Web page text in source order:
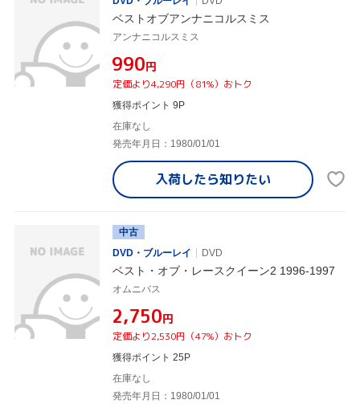
ベストオブアンナニコルスミス
アンナニコルスミス
¥990円
定価より4,290円（81%）おトク
獲得ポイント 9P
在庫なし
発売年月日：1980/01/01
入荷したら知りたい
中古
DVD・ブルーレイ
DVD
ベスト・オブ・レースクイーン2 1996-1997
オムニバス
¥2,750円
定価より2,530円（47%）おトク
獲得ポイント 25P
在庫なし
発売年月日：1980/01/01